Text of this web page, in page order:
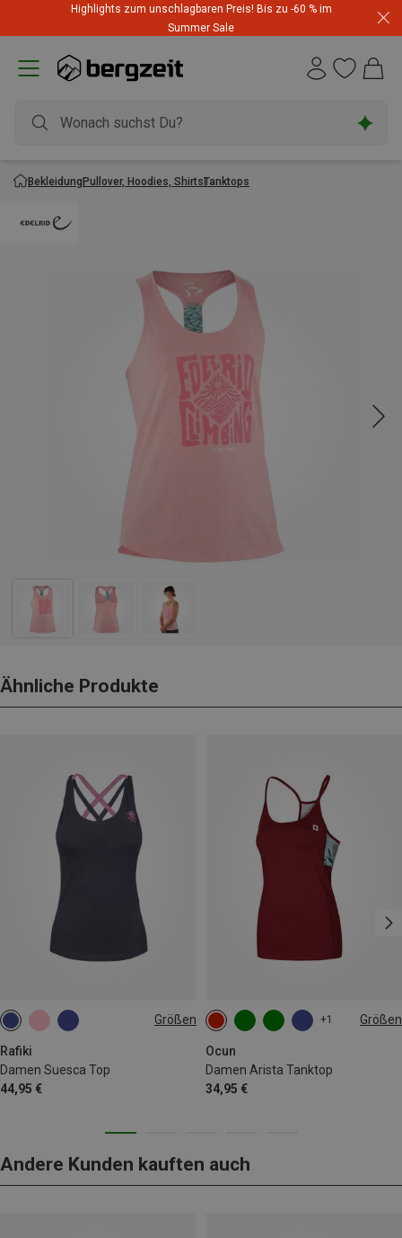
Highlights zum unschlagbaren Preis! Bis zu -60 % im
Summer Sale
BekleidungPullover, Hoodies, ShirtsTanktops
Ähnliche Produkte
Größen
Rafiki
Damen Suesca Top
44,95 €
XS
+1 Größen
Ocun
Damen Arista Tanktop
34,95 €
XS S M
Andere Kunden kauften auch